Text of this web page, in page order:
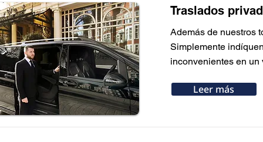
Traslados
Además de nuestros
Simplemente
inconvenientes en
Leer más